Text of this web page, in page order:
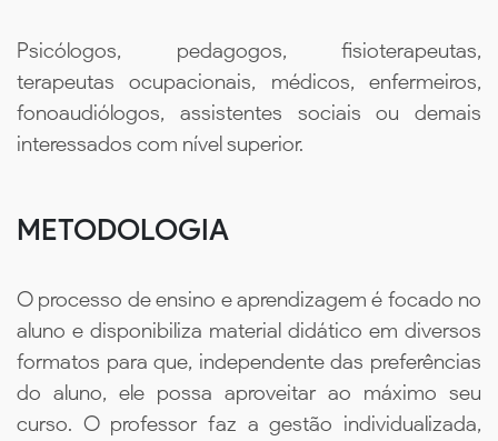
Psicólogos, pedagogos, fisioterapeutas,
terapeutas ocupacionais, médicos, enfermeiros,
fonoaudiólogos, assistentes sociais ou demais
interessados com nível superior.
METODOLOGIA
O processo de ensino e aprendizagem é focado no
aluno e disponibiliza material didático em diversos
formatos para que, independente das preferências
do aluno, ele possa aproveitar ao máximo seu
curso. O professor faz a gestão individualizada,